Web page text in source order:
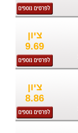
ציון
9.69
ציון
8.86